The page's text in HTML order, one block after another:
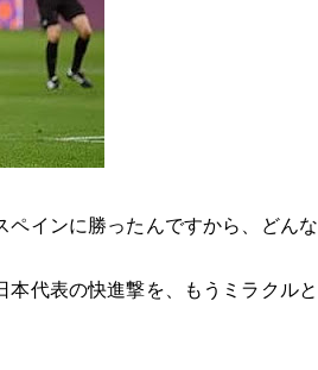
インに勝ったんですから、どんな
代表の快進撃を、もうミラクルと